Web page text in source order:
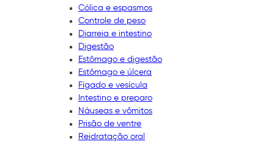
Cólica e espasmos
Controle de peso
Diarreia e intestino
Digestão
Estômago e digestão
Estômago e úlcera
Fígado e vesícula
Intestino e preparo
Náuseas e vômitos
Prisão de ventre
Reidratação oral